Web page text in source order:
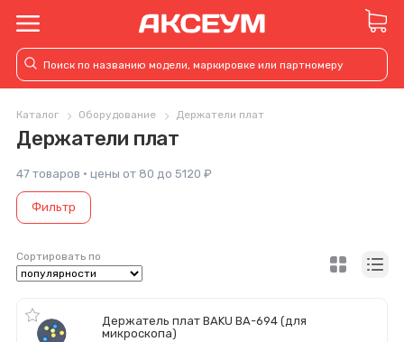
Каталог Оборудование Держатели плат
Держатели плат
47 товаров · цены от 80 до 5120 ₽
Фильтр
Сортировать по
Держатель плат BAKU BA-694 (для
микроскопа)